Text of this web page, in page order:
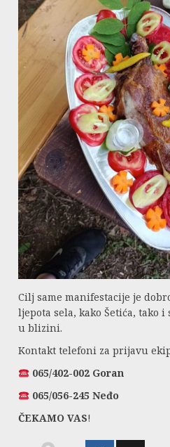
Cilj same manifestacije je
ljepota sela, kako Šetića, tako
u blizini.
Kontakt telefoni za prijavu
065/402-002 Goran
065/056-245 Neđo
ČEKAMO VAS!